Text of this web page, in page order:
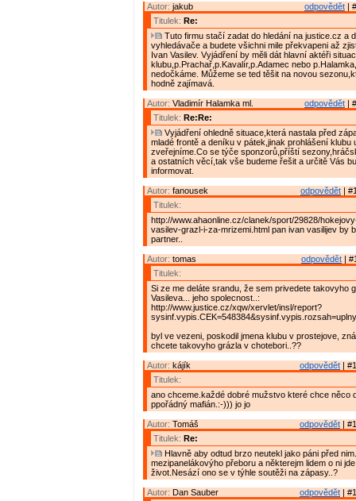
odpovědět |
Autor: jakub
Titulek: Re:
Tuto firmu stačí zadat do hledání na justice.cz a
vyhledávače a budete všichni mile překvapeni až
Ivan Vasilev. Vyjádření by měli dát hlavní aktéři
klubu,p.Prachař,p.Kavalír,p.Adamec nebo
nedočkáme. Můžeme se ted těšit na novou
hodně zajímavá.
odpovědět |
Autor: Vladimír Halamka ml.
Titulek: Re:Re:
Vyjádření ohledně situace,která nastala před
mladé frontě a deníku v pátek,jinak prohlášení klubu
zveřejníme.Co se týče sponzorů,příští
a ostatních věcí,tak vše budeme řešit a určitě Vás
informovat.
odpovědět |
Autor: fanousek
Titulek:
http://www.ahaonline.cz/clanek/sport/29828/
vasilev-grazl-i-za-mrizemi.html pan ivan vasilijev by
partner..
odpovědět |
Autor: tomas
Titulek:
Si ze me deláte srandu, že sem privedete takovyho
Vasileva... jeho spolecnost..:
http://www.justice.cz/xqw/xervlet/insl/report?
byl ve vezeni, poskodil jmena klubu v prostejove,
chcete takovyho grázla v chotebori..??
odpovědět |
Autor: kájík
Titulek:
ano chceme.každé dobré mužstvo které chce něco
ppořádný mafián.:-))) jo jo
odpovědět |
Autor: Tomáš
Titulek: Re:
Hlavně aby odtud brzo neutekl jako páni před
mezipanelákovýho přeboru a některejm lidem o ni
život.Nesází ono se v týhle soutěži na zápasy..?
odpovědět |
Autor: Dan Sauber